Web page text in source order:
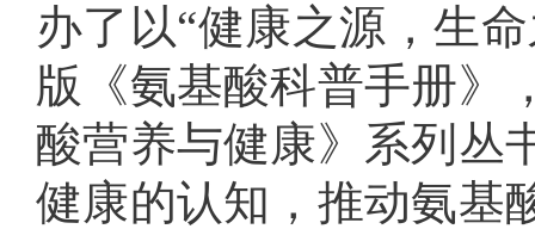
办了以“健康之源，生
版《氨基酸科普手册》
酸营养与健康》系列丛
健康的认知，推动氨基